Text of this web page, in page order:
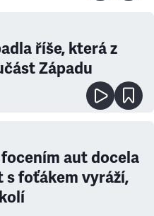
říše, která z
Západu
aut docela
s foťákem vyráží,